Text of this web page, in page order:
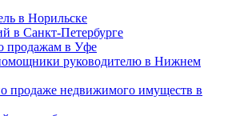
в Норильске
в Санкт-Петербурге
продажам в Уфе
руководителю в Нижнем
продаже недвижимого имуществ в